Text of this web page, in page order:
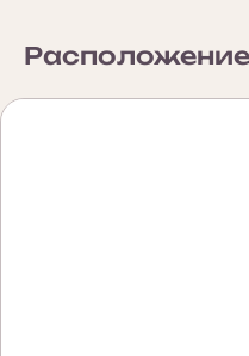
Расположение